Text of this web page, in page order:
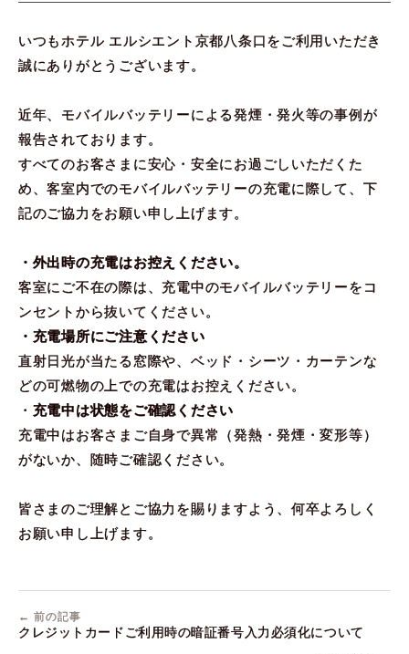
いつもホテル エルシエント京都八条口をご利用いただき
誠にありがとうございます。
近年、モバイルバッテリーによる発煙・発火等の事例が
報告されております。
すべてのお客さまに安心・安全にお過ごしいただくた
め、客室内でのモバイルバッテリーの充電に際して、下
記のご協力をお願い申し上げます。
・外出時の充電はお控えください。
客室にご不在の際は、充電中のモバイルバッテリーをコ
ンセントから抜いてください。
・充電場所にご注意ください
直射日光が当たる窓際や、ベッド・シーツ・カーテンな
どの可燃物の上での充電はお控えください。
・ 充電中は状態をご確認ください
充電中はお客さまご自身で異常（発熱・発煙・変形等）
がないか、随時ご確認ください。
皆さまのご理解とご協力を賜りますよう、何卒よろしく
お願い申し上げます。
← 前の記事
クレジットカードご利用時の暗証番号入力必須化について